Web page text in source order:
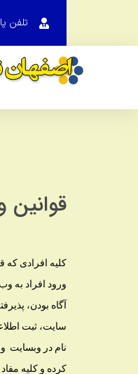
تلفن
کلیه افرادی
ورود افراد به
آگاه بودن،
نام در وبسایت
کرده و کلیه